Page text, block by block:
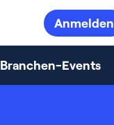
Anmelden
Branchen-Events